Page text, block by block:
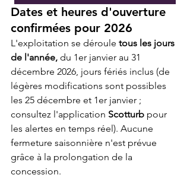
Dates et heures d'ouverture
confirmées pour 2026
L'exploitation se déroule tous les jours
de l'année, du 1er janvier au 31
décembre 2026, jours fériés inclus (de
légères modifications sont possibles
les 25 décembre et 1er janvier ;
consultez l'application Scotturb pour
les alertes en temps réel). Aucune
fermeture saisonnière n'est prévue
grâce à la prolongation de la
concession.